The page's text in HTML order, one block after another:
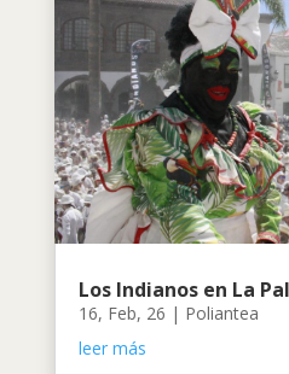
Los Indianos en La
16, Feb, 26 | Poliantea
leer más